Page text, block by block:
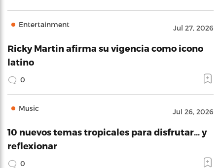
Entertainment Jul 27, 2026
Ricky Martin afirma su vigencia como icono
latino
0
Music Jul 26, 2026
10 nuevos temas tropicales para disfrutar… y
reflexionar
0